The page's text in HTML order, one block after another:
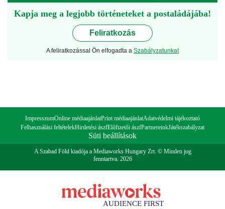
Kapja meg a legjobb történeteket a postaládájába!
Feliratkozás
A feliratkozással Ön elfogadta a Szabályzatunkat
ImpresszumOnline médiaajánlatPrint médiaajánlatAdatvédelmi tájékoztató
Felhasználási feltételekHirdetési ászfElőfizetői ászfPartnereinkJátékszabályzat
Süti beállítások
A Szabad Föld kiadója a Mediaworks Hungary Zrt. © Minden jog
fenntartva. 2026